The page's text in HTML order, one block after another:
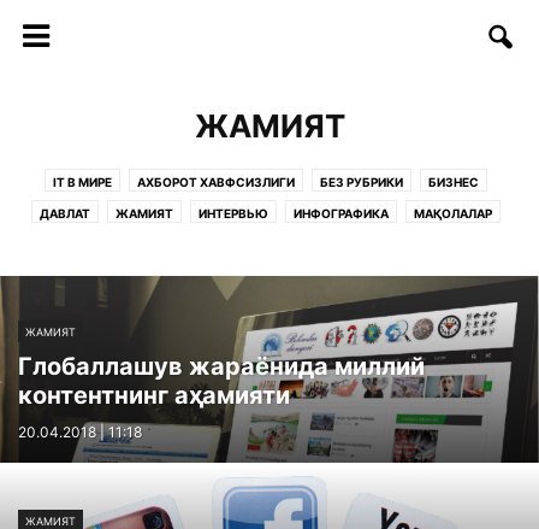
ЖАМИЯТ
IT В МИРЕ АХБОРОТ ХАВФСИЗЛИГИ БЕЗ РУБРИКИ БИЗНЕС
ДАВЛАТ ЖАМИЯТ ИНТЕРВЬЮ ИНФОГРАФИКА МАҚОЛАЛАР
СТАРТАП СТАТЬИ ТАДБИРЛАР ТАЪЛИМ ТЕЛЕКОММУНИКАЦИЯ
ТЕХНОЛОГИИ ТЕХНОЛОГИЯЛАР
ЖАМИЯТ
Глобаллашув жараёнида миллий
контентнинг аҳамияти
20.04.2018 | 11:18
ЖАМИЯТ